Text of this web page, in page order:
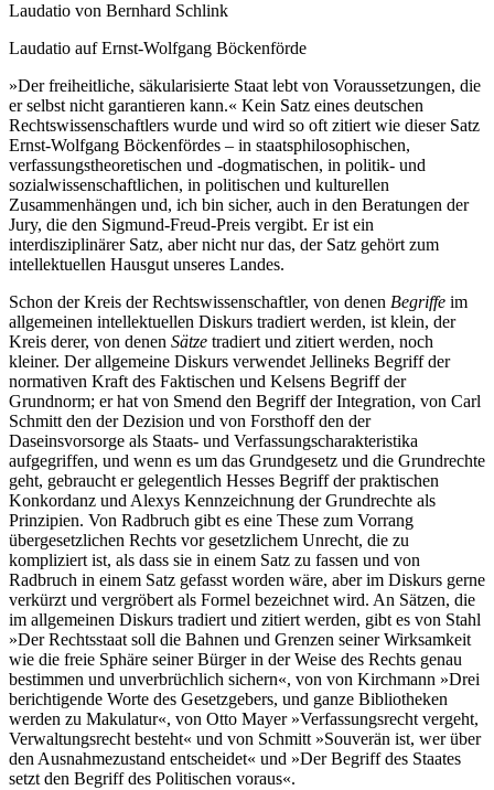
Laudatio von Bernhard Schlink
Laudatio auf Ernst-Wolfgang Böckenförde
»Der freiheitliche, säkularisierte Staat lebt von Voraussetzungen, die
er selbst nicht garantieren kann.« Kein Satz eines deutschen
Rechtswissenschaftlers wurde und wird so oft zitiert wie dieser Satz
Ernst-Wolfgang Böckenfördes – in staatsphilosophischen,
verfassungstheoretischen und -dogmatischen, in politik- und
sozialwissenschaftlichen, in politischen und kulturellen
Zusammenhängen und, ich bin sicher, auch in den Beratungen der
Jury, die den Sigmund-Freud-Preis vergibt. Er ist ein
interdisziplinärer Satz, aber nicht nur das, der Satz gehört zum
intellektuellen Hausgut unseres Landes.
Schon der Kreis der Rechtswissenschaftler, von denen Begriffe im
allgemeinen intellektuellen Diskurs tradiert werden, ist klein, der
Kreis derer, von denen Sätze tradiert und zitiert werden, noch
kleiner. Der allgemeine Diskurs verwendet Jellineks Begriff der
normativen Kraft des Faktischen und Kelsens Begriff der
Grundnorm; er hat von Smend den Begriff der Integration, von Carl
Schmitt den der Dezision und von Forsthoff den der
Daseinsvorsorge als Staats- und Verfassungscharakteristika
aufgegriffen, und wenn es um das Grundgesetz und die Grundrechte
geht, gebraucht er gelegentlich Hesses Begriff der praktischen
Konkordanz und Alexys Kennzeichnung der Grundrechte als
Prinzipien. Von Radbruch gibt es eine These zum Vorrang
übergesetzlichen Rechts vor gesetzlichem Unrecht, die zu
kompliziert ist, als dass sie in einem Satz zu fassen und von
Radbruch in einem Satz gefasst worden wäre, aber im Diskurs gerne
verkürzt und vergröbert als Formel bezeichnet wird. An Sätzen, die
im allgemeinen Diskurs tradiert und zitiert werden, gibt es von Stahl
»Der Rechtsstaat soll die Bahnen und Grenzen seiner Wirksamkeit
wie die freie Sphäre seiner Bürger in der Weise des Rechts genau
bestimmen und unverbrüchlich sichern«, von von Kirchmann »Drei
berichtigende Worte des Gesetzgebers, und ganze Bibliotheken
werden zu Makulatur«, von Otto Mayer »Verfassungsrecht vergeht,
Verwaltungsrecht besteht« und von Schmitt »Souverän ist, wer über
den Ausnahmezustand entscheidet« und »Der Begriff des Staates
setzt den Begriff des Politischen voraus«.